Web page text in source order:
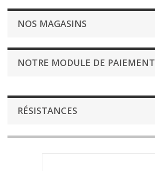
NOS MAGASINS
NOTRE MODULE DE PAIEMENT
RÉSISTANCES